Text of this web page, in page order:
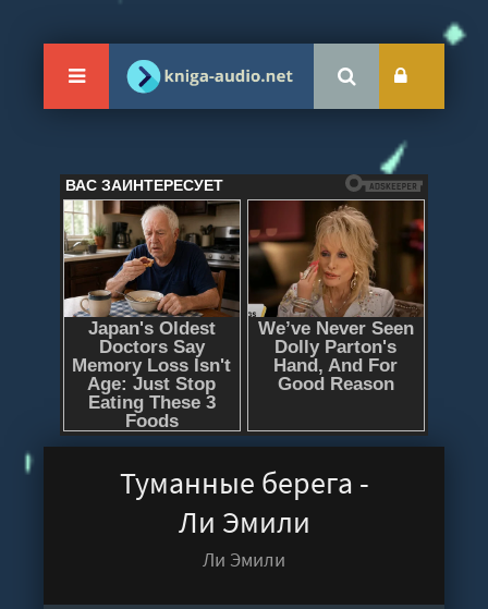
Туманные берега -
Ли Эмили
Ли Эмили